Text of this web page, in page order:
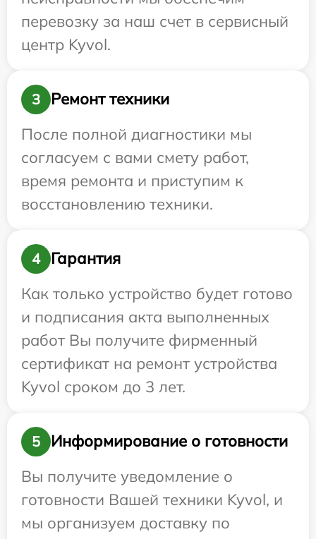
перевозку за наш счет в сервисный
центр Kyvol.
3
Ремонт техники
После полной диагностики мы
согласуем с вами смету работ,
время ремонта и приступим к
восстановлению техники.
4
Гарантия
Как только устройство будет готово
и подписания акта выполненных
работ Вы получите фирменный
сертификат на ремонт устройства
Kyvol сроком до 3 лет.
5
Информирование о готовности
Вы получите уведомление о
готовности Вашей техники Kyvol, и
мы организуем доставку по